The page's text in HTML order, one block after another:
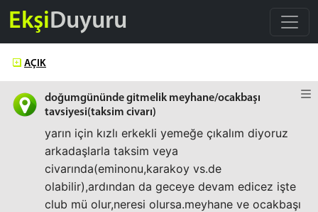
EkşiDuyuru
AÇIK
doğumgününde gitmelik meyhane/ocakbaşı
tavsiyesi(taksim civarı)
yarın için kızlı erkekli yemeğe çıkalım diyoruz
arkadaşlarla taksim veya
civarında(eminonu,karakoy vs.de
olabilir),ardından da geceye devam edicez işte
club mü olur,neresi olursa.meyhane ve ocakbaşı